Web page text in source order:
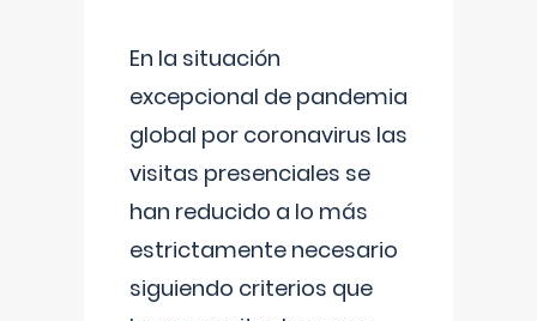
En la situación
excepcional de pandemia
global por coronavirus las
visitas presenciales se
han reducido a lo más
estrictamente necesario
siguiendo criterios que